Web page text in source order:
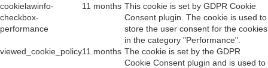
cookielawinfo-
checkbox-
performance
11 months This cookie is set by GDPR Cookie
Consent plugin. The cookie is used to
store the user consent for the cookies
in the category "Performance".
viewed_cookie_policy11 months The cookie is set by the GDPR
Cookie Consent plugin and is used to